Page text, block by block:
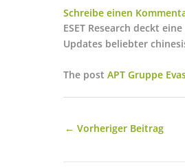
Schreibe einen
ESET Research deckt
Updates beliebter
The post APT Gruppe
← Vorheriger Beitrag